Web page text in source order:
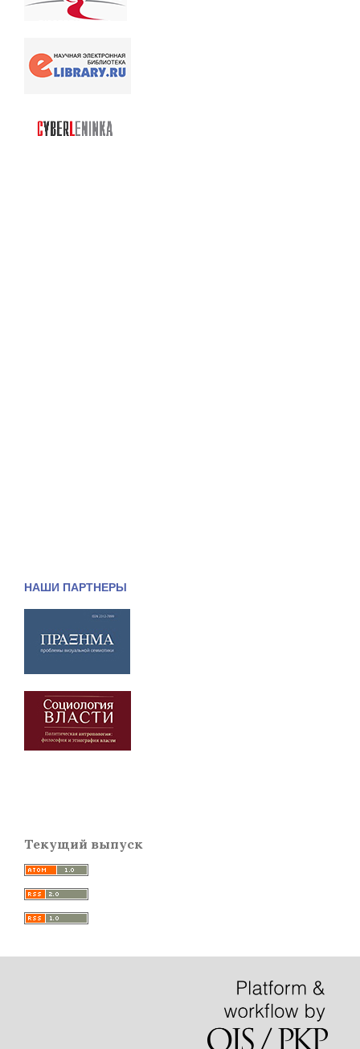
НАШИ ПАРТНЕРЫ
Текущий выпуск